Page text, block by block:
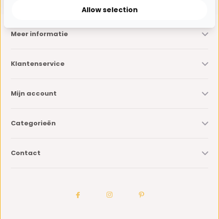
Meer informatie
Klantenservice
Mijn account
Categorieën
Contact
Allow selection